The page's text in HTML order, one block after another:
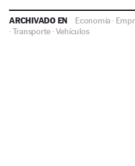
ARCHIVADO EN Economía ·
·Transporte ·Vehículos